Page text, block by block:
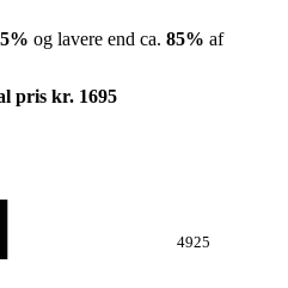
% og lavere end ca. 85% af
pris kr. 1695
4925